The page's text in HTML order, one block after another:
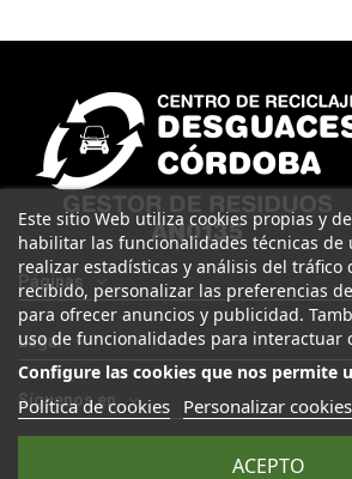
Páginas
Legal
Este sitio Web utiliza cookies propias y
habilitar las funcionalidades técnicas de
realizar estadísticas y análisis del tráfico
recibido, personalizar las preferencias
para ofrecer anuncios y publicidad.
uso de funcionalidades para interactuar
Configure las cookies que nos permite
Política de cookies Personalizar cookies
ACEPTO
Síguenos en